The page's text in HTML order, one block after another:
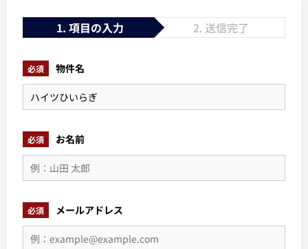
1. 項目の入力 2. 送信完了
必須 物件名
必須 お名前
必須 メールアドレス